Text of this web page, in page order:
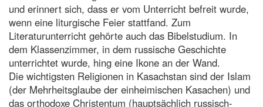
und erinnert sich, dass er vom Unterricht befreit wurde,
wenn eine liturgische Feier stattfand. Zum
Literaturunterricht gehörte auch das Bibelstudium. In
dem Klassenzimmer, in dem russische Geschichte
unterrichtet wurde, hing eine Ikone an der Wand.
Die wichtigsten Religionen in Kasachstan sind der Islam
(der Mehrheitsglaube der einheimischen Kasachen) und
das orthodoxe Christentum (hauptsächlich russisch-